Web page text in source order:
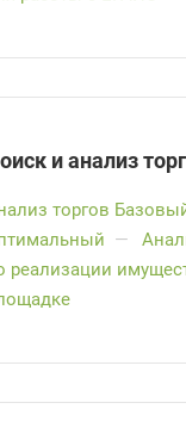
и анализ
торгов
—
реализации